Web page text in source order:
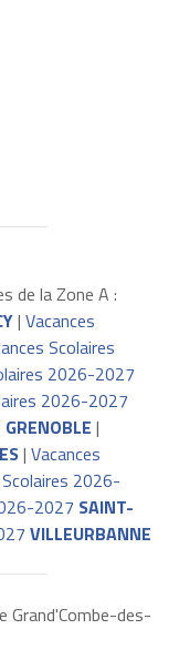
de la Zone A :
| Vacances
Scolaires
2026-2027
2026-2027
GRENOBLE |
| Vacances
2026-
2027 SAINT-
VILLEURBANNE
Grand'Combe-des-